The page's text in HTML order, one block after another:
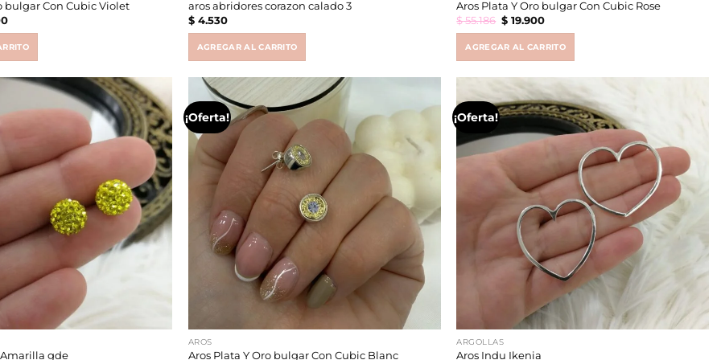
bulgar Con Cubic Violet
Current
$ 19.900.
aros abridores corazon calado 3
$4.530
AGREGAR AL CARRITO
Aros Plata Y Oro bulgar Con Cubic Rose
$55.186 Original
price
$ 55.186.
$ 19.900Current
$ 19.900.
AGREGAR AL CARRITO
gde
¡Oferta!
AROS
Aros Plata Y Oro bulgar Con Cubic Blanc
¡Oferta!
ARGOLLAS
Aros Indu Ikenia